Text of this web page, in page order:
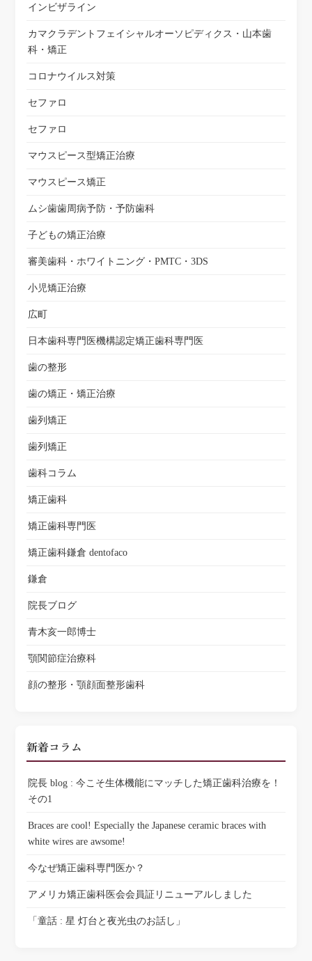
インビザライン
カマクラデントフェイシャルオーソピディクス・山本歯
科・矯正
コロナウイルス対策
セファロ
セファロ
マウスピース型矯正治療
マウスピース矯正
ムシ歯歯周病予防・予防歯科
子どもの矯正治療
審美歯科・ホワイトニング・PMTC・3DS
小児矯正治療
広町
日本歯科専門医機構認定矯正歯科専門医
歯の整形
歯の矯正・矯正治療
歯列矯正
歯列矯正
歯科コラム
矯正歯科
矯正歯科専門医
矯正歯科鎌倉 dentofaco
鎌倉
院長ブログ
青木亥一郎博士
顎関節症治療科
顔の整形・顎顔面整形歯科
新着コラム
院長 blog : 今こそ生体機能にマッチした矯正歯科治療を！
その1
Braces are cool! Especially the Japanese ceramic braces with
white wires are awsome!
今なぜ矯正歯科専門医か？
アメリカ矯正歯科医会会員証リニューアルしました
「童話 : 星 灯台と夜光虫のお話し」